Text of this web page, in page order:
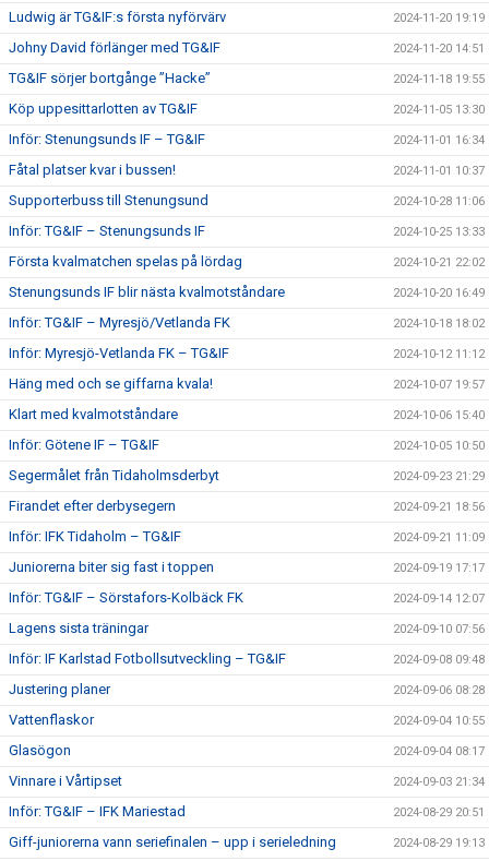
Ludwig är TG&IF:s första nyförvärv 2024-11-20 19:19
Johny David förlänger med TG&IF 2024-11-20 14:51
TG&IF sörjer bortgånge ”Hacke” 2024-11-18 19:55
Köp uppesittarlotten av TG&IF 2024-11-05 13:30
Inför: Stenungsunds IF – TG&IF 2024-11-01 16:34
Fåtal platser kvar i bussen! 2024-11-01 10:37
Supporterbuss till Stenungsund 2024-10-28 11:06
Inför: TG&IF – Stenungsunds IF 2024-10-25 13:33
Första kvalmatchen spelas på lördag 2024-10-21 22:02
Stenungsunds IF blir nästa kvalmotståndare 2024-10-20 16:49
Inför: TG&IF – Myresjö/Vetlanda FK 2024-10-18 18:02
Inför: Myresjö-Vetlanda FK – TG&IF 2024-10-12 11:12
Häng med och se giffarna kvala! 2024-10-07 19:57
Klart med kvalmotståndare 2024-10-06 15:40
Inför: Götene IF – TG&IF 2024-10-05 10:50
Segermålet från Tidaholmsderbyt 2024-09-23 21:29
Firandet efter derbysegern 2024-09-21 18:56
Inför: IFK Tidaholm – TG&IF 2024-09-21 11:09
Juniorerna biter sig fast i toppen 2024-09-19 17:17
Inför: TG&IF – Sörstafors-Kolbäck FK 2024-09-14 12:07
Lagens sista träningar 2024-09-10 07:56
Inför: IF Karlstad Fotbollsutveckling – TG&IF 2024-09-08 09:48
Justering planer 2024-09-06 08:28
Vattenflaskor 2024-09-04 10:55
Glasögon 2024-09-04 08:17
Vinnare i Vårtipset 2024-09-03 21:34
Inför: TG&IF – IFK Mariestad 2024-08-29 20:51
Giff-juniorerna vann seriefinalen – upp i serieledning 2024-08-29 19:13